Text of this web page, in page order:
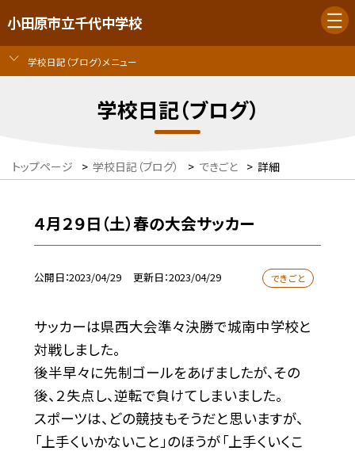
小田原市立千代中学校
学校日記（ブログ）メニュー
学校日記（ブログ）
トップページ > 学校日記（ブログ） > できごと > 詳細
４月２９日（土）春の大会サッカー
公開日 2023/04/29 更新日 2023/04/29 できごと
サッカーは県西大会準々決勝で城南中学校と
対戦しました。
後半早々に先制ゴールをあげましたが、その
後、２失点し、逆転で負けてしまいました。
スポーツは、どの競技もそうだと思いますが、
「上手くいかないこと」のほうが「上手くいくこ